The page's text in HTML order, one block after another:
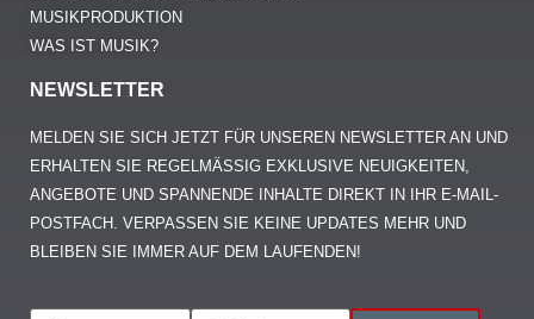
MUSIKPRODUKTION
WAS IST MUSIK?
NEWSLETTER
MELDEN SIE SICH JETZT FÜR UNSEREN NEWSLETTER AN UND
ERHALTEN SIE REGELMÄSSIG EXKLUSIVE NEUIGKEITEN, A
NGEBOTE UND SPANNENDE INHALTE DIREKT IN IHR E-MAIL-P
OSTFACH. VERPASSEN SIE KEINE UPDATES MEHR UND B
LEIBEN SIE IMMER AUF DEM LAUFENDEN!